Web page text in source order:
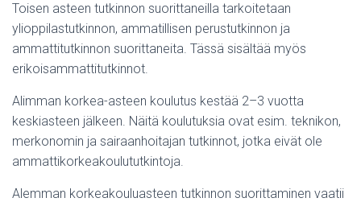
Toisen asteen tutkinnon suorittaneilla tarkoitetaan
ylioppilastutkinnon, ammatillisen perustutkinnon ja
ammattitutkinnon suorittaneita. Tässä sisältää myös
erikoisammattitutkinnot.
Alimman korkea-asteen koulutus kestää 2–3 vuotta
keskiasteen jälkeen. Näitä koulutuksia ovat esim. teknikon,
merkonomin ja sairaanhoitajan tutkinnot, jotka eivät ole
ammattikorkeakoulututkintoja.
Alemman korkeakouluasteen tutkinnon suorittaminen vaatii